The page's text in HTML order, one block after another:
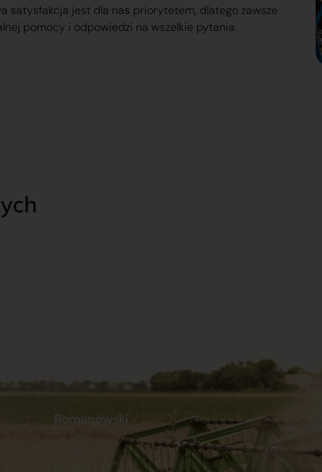
satysfakcja jest dla nas priorytetem, dlatego zawsze
pomocy i odpowiedzi na wszelkie pytania.
Romanowski
Praca